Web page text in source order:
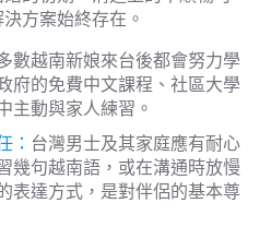
方案始終存在。
數越南新娘來台後都會努力學
府的免費中文課程、社區大學
主動與家人練習。
： 台灣男士及其家庭應有耐心
幾句越南語，或在溝通時放慢
表達方式，是對伴侶的基本尊